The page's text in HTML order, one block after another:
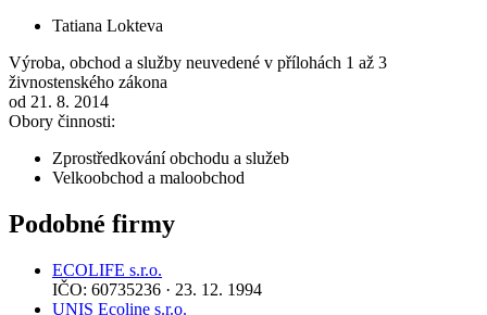
Tatiana Lokteva
Výroba, obchod a služby neuvedené v přílohách 1 až 3
živnostenského zákona
od 21. 8. 2014
Obory činnosti:
Zprostředkování obchodu a služeb
Velkoobchod a maloobchod
Podobné firmy
ECOLIFE s.r.o.
IČO: 60735236 · 23. 12. 1994
UNIS Ecoline s.r.o.